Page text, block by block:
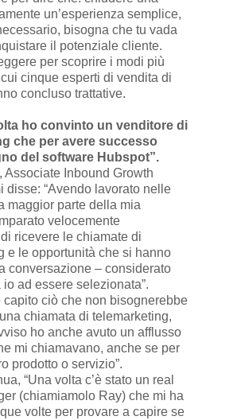
un’esperienza semplice,
bisogna che tu vada
il potenziale cliente.
per scoprire i modi più
cinque esperti di vendita di
concluso trattative.
ho convinto un venditore di
che per avere successo
del software Hubspot”.
Associate Inbound Growth
disse: “Avendo lavorato nelle
maggior parte della mia
velocemente
di ricevere le chiamate di
e le opportunità che si hanno
conversazione – considerato
ad essere selezionata”.
capito ciò che non bisognerebbe
chiamata di telemarketing,
ho anche avuto un afflusso
mi chiamavano, anche se per
prodotto o servizio”.
“Una volta c’è stato un real
(chiamiamolo Ray) che mi ha
volte per provare a capire se